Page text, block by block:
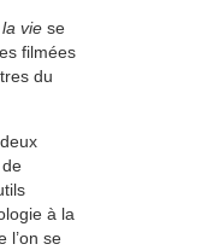
vie se
filmées
du
de
à la
l’on se